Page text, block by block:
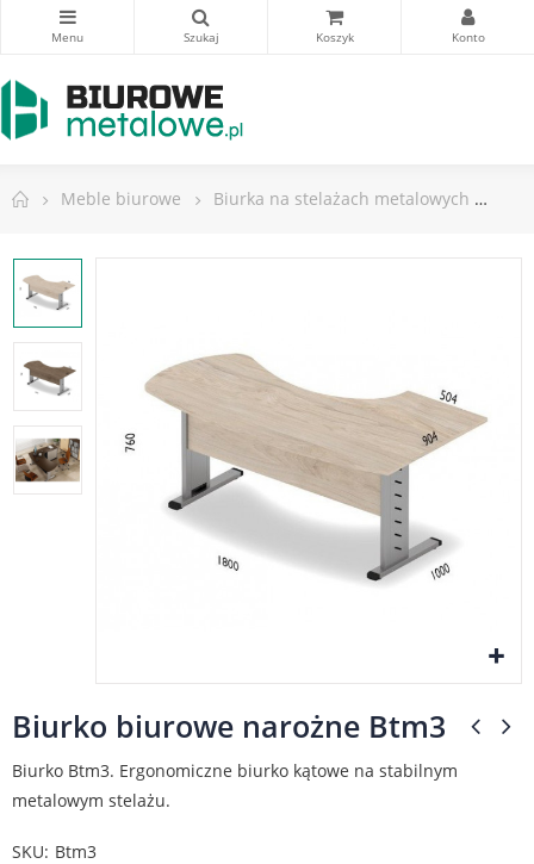
Meble biurowe Biurka na stelażach metalowych
Biurko biurowe narożne Btm3
Biurko Btm3. Ergonomiczne biurko kątowe na stabilnym
metalowym stelażu.
SKU Btm3